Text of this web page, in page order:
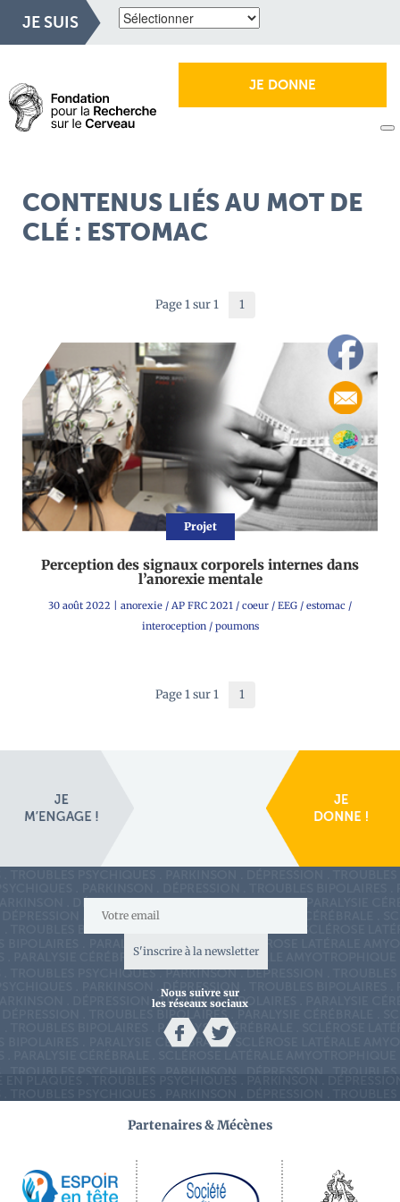
JE SUIS
JE DONNE
CONTENUS LIÉS AU MOT DE
CLÉ : ESTOMAC
Page 1 sur 1 1
Projet
Perception des signaux corporels internes dans
l’anorexie mentale
30 août 2022 | anorexie / AP FRC 2021 / coeur / EEG / estomac /
interoception/ poumons
Page 1 sur 1 1
S'inscrire à la newsletter
Nous suivre sur
les réseaux sociaux
Partenaires & Mécènes